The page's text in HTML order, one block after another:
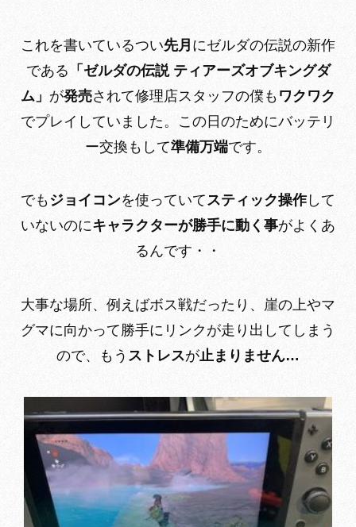
これを書いているつい先月 にゼルダの伝説の新作
である 「ゼルダの伝説 ティアーズオブキングダ
ム」 が発売されて修理店スタッフの僕も ワクワク
でプレイしていました。この日のためにバッテリ
ー交換もして準備万端です。
でもジョイコンを使っていてスティック操作して
いないのにキャラクターが勝手に動く事がよくあ
るんです・・
大事な場所、例えばボス戦だったり、崖の上やマ
グマに向かって勝手にリンクが走り出してしまう
ので、もう ストレスが止まりません…